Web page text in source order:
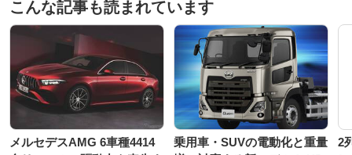
こんな記事も読まれています
メルセデスAMG 6車種4414
乗用車・SUVの電動化と重量
2